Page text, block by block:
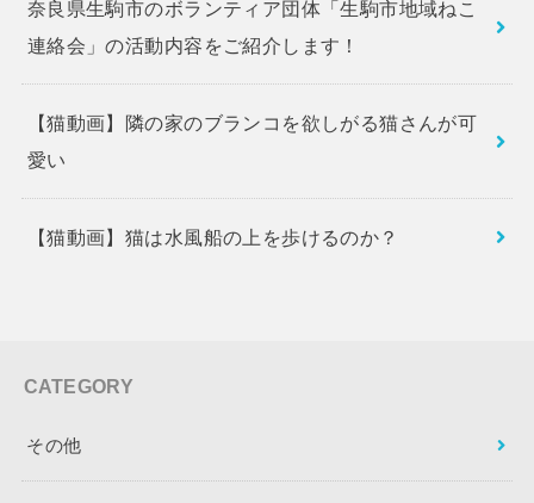
奈良県生駒市のボランティア団体「生駒市地域ねこ
連絡会」の活動内容をご紹介します！
【猫動画】隣の家のブランコを欲しがる猫さんが可
愛い
【猫動画】猫は水風船の上を歩けるのか？
CATEGORY
その他